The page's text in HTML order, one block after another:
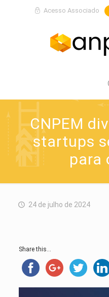
Acesso Associado
CNPEM
startups
para
24 de julho de 2024
Share this...